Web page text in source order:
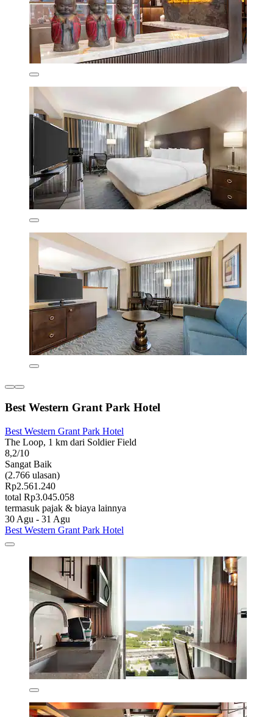
Best Western Grant Park Hotel
Best Western Grant Park Hotel
The Loop, 1 km dari Soldier Field
8,2/10
Sangat Baik
(2.766 ulasan)
Rp2.561.240
total Rp3.045.058
termasuk pajak & biaya lainnya
30 Agu - 31 Agu
Best Western Grant Park Hotel